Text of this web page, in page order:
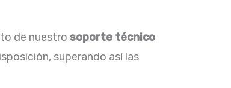
de nuestro soporte técnico
superando así las